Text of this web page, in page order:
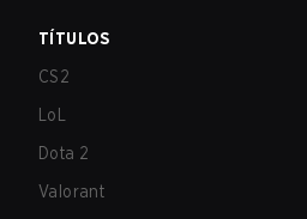
TÍTULOS
CS2
LoL
Dota 2
Valorant